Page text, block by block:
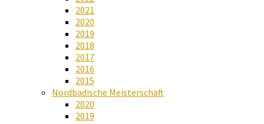
2021
2020
2019
2018
2017
2016
2015
Nordbadische Meisterschaft
2020
2019